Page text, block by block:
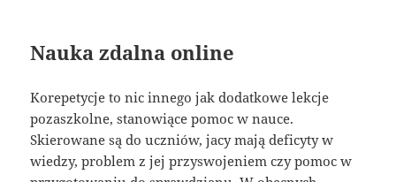
Nauka zdalna online
Korepetycje to nic innego jak dodatkowe lekcje
pozaszkolne, stanowiące pomoc w nauce.
Skierowane są do uczniów, jacy mają deficyty w
wiedzy, problem z jej przyswojeniem czy pomoc w